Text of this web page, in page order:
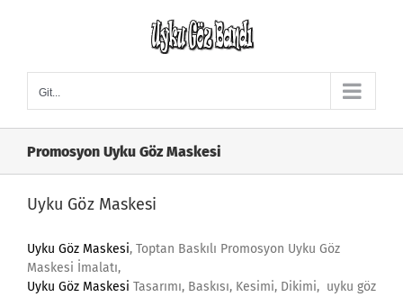
Git...
Promosyon Uyku Göz Maskesi
Uyku Göz Maskesi
Uyku Göz Maskesi, Toptan Baskılı Promosyon Uyku Göz
Maskesi İmalatı,
Uyku Göz Maskesi Tasarımı, Baskısı, Kesimi, Dikimi, uyku göz